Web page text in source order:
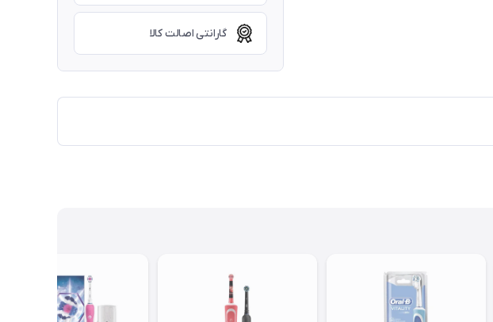
گارانتی اصالت کالا